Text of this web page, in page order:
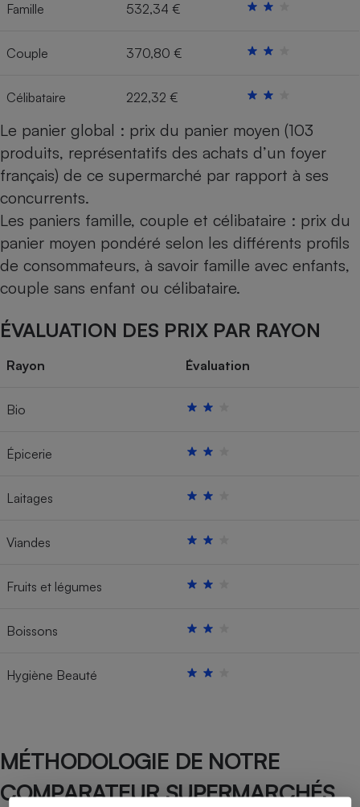
Famille 532,34 €
Couple 370,80 €
Célibataire 222,32 €
Le panier global : prix du panier moyen (103
produits, représentatifs des achats d’un foyer
français) de ce supermarché par rapport à ses
concurrents.
Les paniers famille, couple et célibataire : prix du
panier moyen pondéré selon les différents profils
de consommateurs, à savoir famille avec enfants,
couple sans enfant ou célibataire.
ÉVALUATION DES PRIX PAR RAYON
Rayon Évaluation
Bio
Épicerie
Laitages
Viandes
Fruits et légumes
Boissons
Hygiène Beauté
MÉTHODOLOGIE DE NOTRE
COMPARATEUR SUPERMARCHÉS